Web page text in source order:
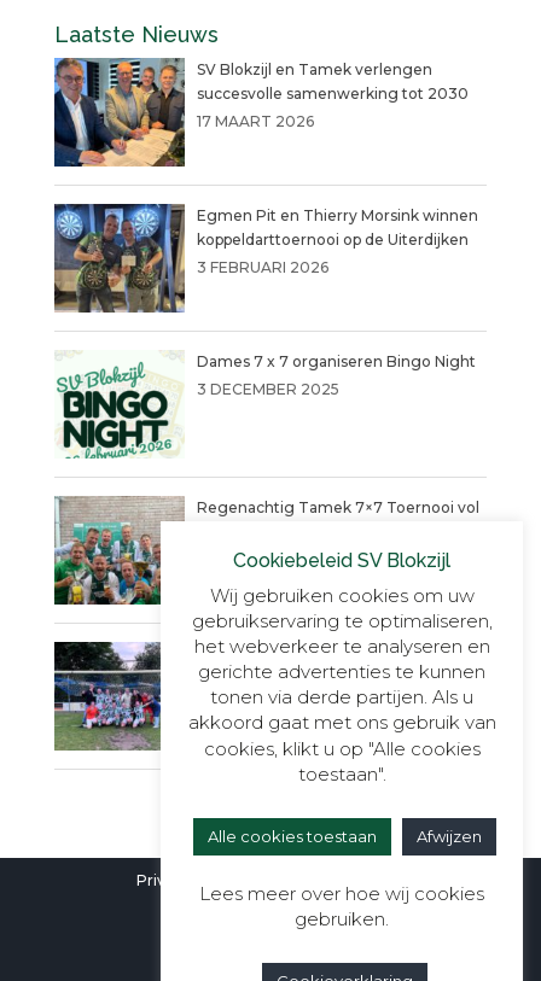
Laatste Nieuws
SV Blokzijl en Tamek verlengen
succesvolle samenwerking tot 2030
17 MAART 2026
Egmen Pit en Thierry Morsink winnen
koppeldarttoernooi op de Uiterdijken
3 FEBRUARI 2026
Dames 7 x 7 organiseren Bingo Night
3 DECEMBER 2025
Regenachtig Tamek 7×7 Toernooi vol
9 JUNI 2025
Blokzijl VR30+1, onverslaanbaar,
onnavolgbaar en ongekend kampioen.
23 MEI 2025
Privacyverklaring
Cookiebeleid SV Blokzijl
Wij gebruiken cookies om uw
gebruikservaring te optimaliseren,
het webverkeer te analyseren en
gerichte advertenties te kunnen
tonen via derde partijen. Als u
akkoord gaat met ons gebruik van
cookies, klikt u op "Alle cookies
toestaan".
Alle cookies toestaan Afwijzen
Lees meer over hoe wij cookies
gebruiken.